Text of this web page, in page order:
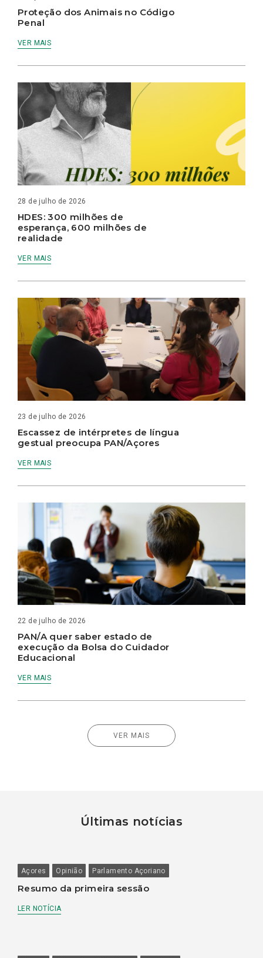
Proteção dos Animais no Código
Penal
VER MAIS
28 de julho de 2026
HDES: 300 milhões de
esperança, 600 milhões de
realidade
VER MAIS
23 de julho de 2026
Escassez de intérpretes de língua
gestual preocupa PAN/Açores
VER MAIS
22 de julho de 2026
PAN/A quer saber estado de
execução da Bolsa do Cuidador
Educacional
VER MAIS
VER MAIS
Últimas notícias
Açores Opinião Parlamento Açoriano
Resumo da primeira sessão
LER NOTÍCIA